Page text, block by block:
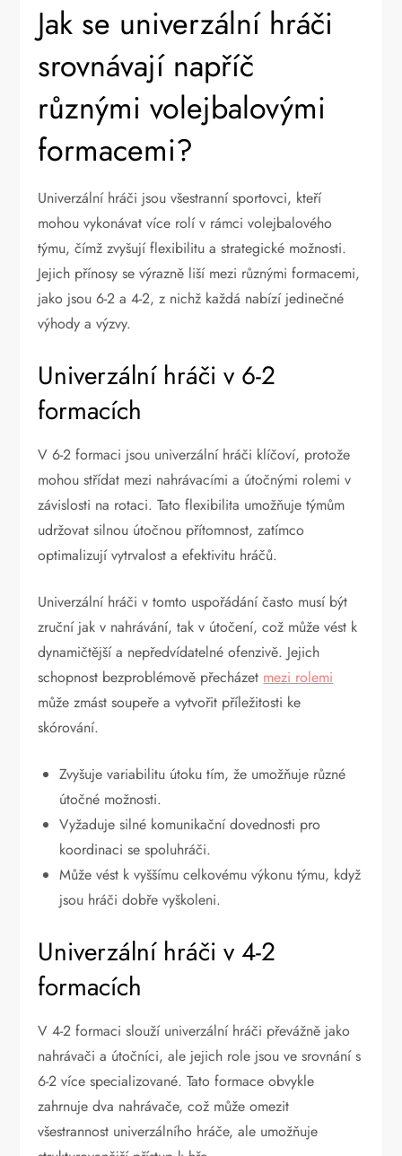
Jak se univerzální hráči
srovnávají napříč
různými volejbalovými
formacemi?
Univerzální hráči jsou všestranní sportovci, kteří
mohou vykonávat více rolí v rámci volejbalového
týmu, čímž zvyšují flexibilitu a strategické možnosti.
Jejich přínosy se výrazně liší mezi různými formacemi,
jako jsou 6-2 a 4-2, z nichž každá nabízí jedinečné
výhody a výzvy.
Univerzální hráči v 6-2
formacích
V 6-2 formaci jsou univerzální hráči klíčoví, protože
mohou střídat mezi nahrávacími a útočnými rolemi v
závislosti na rotaci. Tato flexibilita umožňuje týmům
udržovat silnou útočnou přítomnost, zatímco
optimalizují vytrvalost a efektivitu hráčů.
Univerzální hráči v tomto uspořádání často musí být
zruční jak v nahrávání, tak v útočení, což může vést k
dynamičtější a nepředvídatelné ofenzivě. Jejich
schopnost bezproblémově přecházet mezi rolemi
může zmást soupeře a vytvořit příležitosti ke
skórování.
Zvyšuje variabilitu útoku tím, že umožňuje různé
útočné možnosti.
Vyžaduje silné komunikační dovednosti pro
koordinaci se spoluhráči.
Může vést k vyššímu celkovému výkonu týmu, když
jsou hráči dobře vyškoleni.
Univerzální hráči v 4-2
formacích
V 4-2 formaci slouží univerzální hráči převážně jako
nahrávači a útočníci, ale jejich role jsou ve srovnání s
6-2 více specializované. Tato formace obvykle
zahrnuje dva nahrávače, což může omezit
všestrannost univerzálního hráče, ale umožňuje